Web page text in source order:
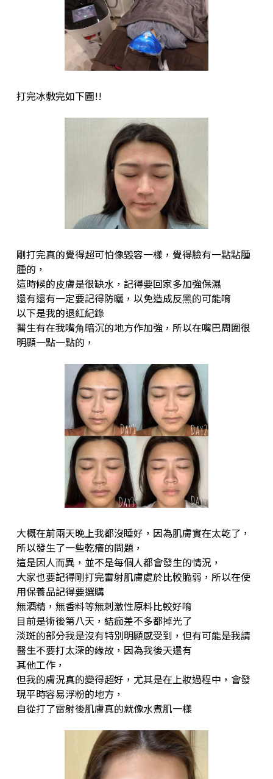
打完冰敷完如下圖!!
剛打完真的覺得超可怕像毀容⼀樣，覺得臉有⼀點點腫
腫的，
這時候的⽪膚是很缺⽔，記得要回家多加強保濕
還有還有⼀定要記得防曬，以免造成反⿊的可能唷
以下是我的退紅紀錄
醫⽣有在我嘴⾓暗沉的地⽅作加強，所以在嘴巴周圍很
明顯⼀點⼀點的，
⼤概在前兩天晚上我都沒睡好，因為肌膚實在太乾了，
所以發⽣了⼀些乾癢的問題，
這是因⼈⽽異，並不是每個⼈都會發⽣的情況，
⼤家也要記得剛打完雷射肌膚處於比較脆弱，所以在使
⽤保養品記得要選購
無酒精，無香料等無刺激性原料比較好唷
⽬前是術後第八天，結痂差不多都掉光了
淡斑的部分我是沒有特別明顯感受到，但有可能是我請
醫⽣不要打太深的緣故，因為我後天還有
其他⼯作，
但我的膚況真的變得超好，尤其是在上妝過程中，會發
現平時容易浮粉的地⽅，
⾃從打了雷射後肌膚真的就像⽔煮肌⼀樣